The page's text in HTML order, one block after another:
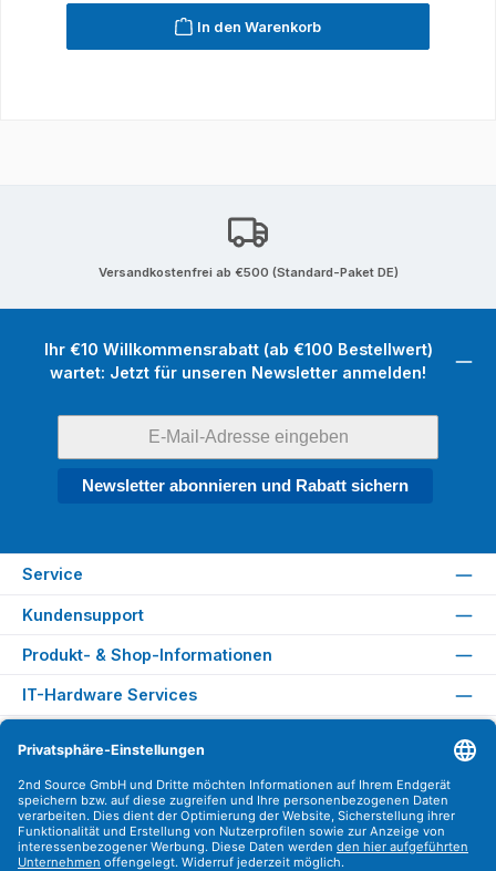
In den Warenkorb
Versandkostenfrei ab €500 (Standard-Paket DE)
Ihr €10 Willkommensrabatt (ab €100 Bestellwert)
wartet: Jetzt für unseren Newsletter anmelden!
Newsletter abonnieren und Rabatt sichern
Service
Kundensupport
Produkt- & Shop-Informationen
IT-Hardware Services
Versandarten
Zahlungsarten
Sicher Einkaufen